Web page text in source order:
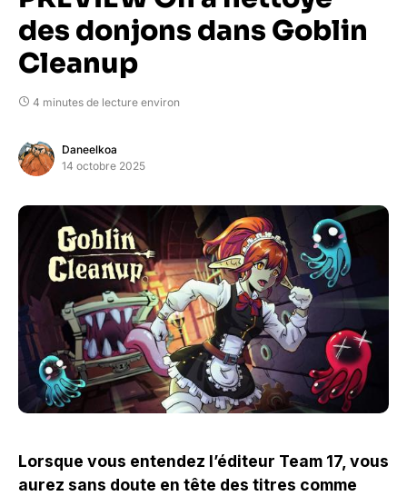
des donjons dans Goblin
Cleanup
4 minutes de lecture environ
Daneelkoa
14 octobre 2025
Lorsque vous entendez l’éditeur Team 17, vous
aurez sans doute en tête des titres comme